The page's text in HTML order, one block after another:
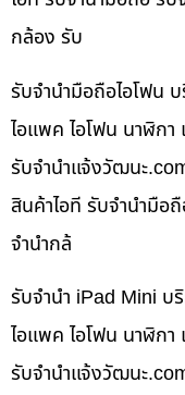
กล้อง รับ
รับจำนำมือถือไอโฟน
ไอแพค ไอโฟน นาฬิก
รับจํานําแจ้งวัฒนะ
สินค้าไอที รับจำนำมือ
จำนำกล้
รับจำนำ iPad Mini บ
ไอแพค ไอโฟน นาฬิก
รับจํานําแจ้งวัฒนะ